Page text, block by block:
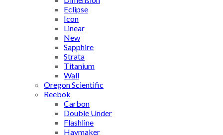
Eclipse
Icon
Linear
New
Sapphire
Strata
Titanium
Wall
Oregon Scientific
Reebok
Carbon
Double Under
Flashline
Haymaker